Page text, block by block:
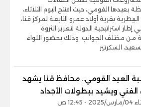
بعيدها القومي، حيث افتتح اليوم الثلاثاء،
بقرية أولاد عمرو التابعة لمركز قنا،
استراتيجية الدولة لتعزيز الثروة
من مختلف الجوانب. وذلك بحضور اللواء
السكرتير
العيد القومي.. محافظ قنا يشهد
الفني ويشيد ببطولات الأجداد
- 12:45 ص